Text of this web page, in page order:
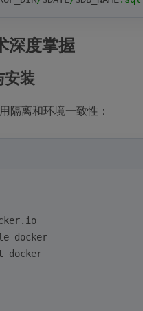
深度掌握
装
隔离和环境一致性：
docker
docker